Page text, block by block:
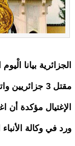
الجزائرية بيانا
مقتل 3
الإغتيال مؤكدة أن
ورد في وكالة الأنباء